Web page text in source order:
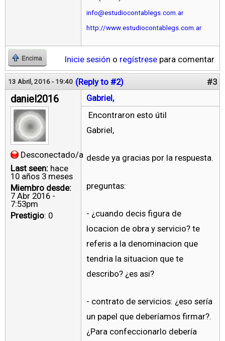
info@estudiocontablegs.com.ar
http://www.estudiocontablegs.com.ar
Encima Inicie sesión o regístrese para comentar
13 Abril, 2016 - 19:40 (Reply to #2) #3
daniel2016
Desconectado/a
Last seen: hace
10 años 3 meses
Miembro desde:
7 Abr 2016 -
7:53pm
Prestigio: 0
Gabriel,
Encontraron esto útil
Gabriel,
desde ya gracias por la respuesta.
preguntas:
- ¿cuando decis figura de
locacion de obra y servicio? te
referis a la denominacion que
tendria la situacion que te
describo? ¿es asi?
- contrato de servicios: ¿eso sería
un papel que deberíamos firmar?.
¿Para confeccionarlo debería